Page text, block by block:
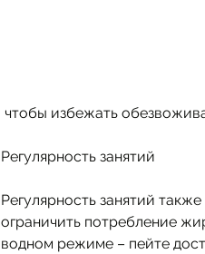
чтобы избежать
Регулярность занятий
Регулярность занятий
ограничить потребление
водном режиме – пейте